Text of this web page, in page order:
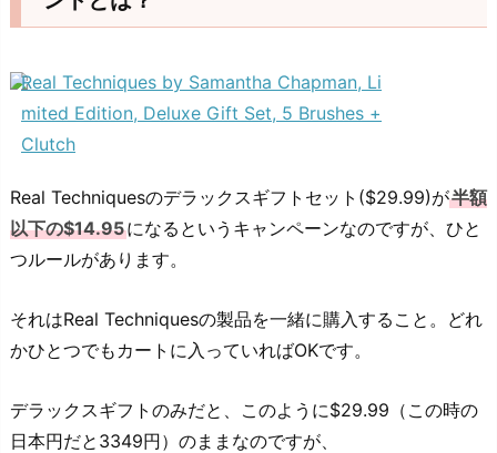
Real Techniques by Samantha Chapman, Li
mited Edition, Deluxe Gift Set, 5 Brushes +
Clutch
Real Techniquesのデラックスギフトセット($29.99)が半額
以下の$14.95になるというキャンペーンなのですが、ひと
つルールがあります。
それはReal Techniquesの製品を一緒に購入すること。どれ
かひとつでもカートに入っていればOKです。
デラックスギフトのみだと、このように$29.99（この時の
日本円だと3349円）のままなのですが、